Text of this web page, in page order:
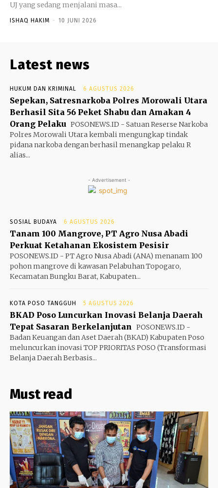
UJ yang sedang menjalani masa...
ISHAQ HAKIM - 10 JUNI 2026
Latest news
HUKUM DAN KRIMINAL 6 AGUSTUS 2026
Sepekan, Satresnarkoba Polres Morowali Utara
Berhasil Sita 56 Peket Shabu dan Amakan 4
Orang Pelaku POSONEWS.ID - Satuan Reserse Narkoba
Polres Morowali Utara kembali mengungkap tindak
pidana narkoba dengan berhasil menangkap pelaku R
alias...
- Advertisement -
SOSIAL BUDAYA 6 AGUSTUS 2026
Tanam 100 Mangrove, PT Agro Nusa Abadi
Perkuat Ketahanan Ekosistem Pesisir
POSONEWS.ID - PT Agro Nusa Abadi (ANA) menanam 100
pohon mangrove di kawasan Pelabuhan Topogaro,
Kecamatan Bungku Barat, Kabupaten...
KOTA POSO TANGGUH 5 AGUSTUS 2026
BKAD Poso Luncurkan Inovasi Belanja Daerah
Tepat Sasaran Berkelanjutan POSONEWS.ID -
Badan Keuangan dan Aset Daerah (BKAD) Kabupaten Poso
meluncurkan inovasi TOP PRIORITAS POSO (Transformasi
Belanja Daerah Berbasis...
Must read